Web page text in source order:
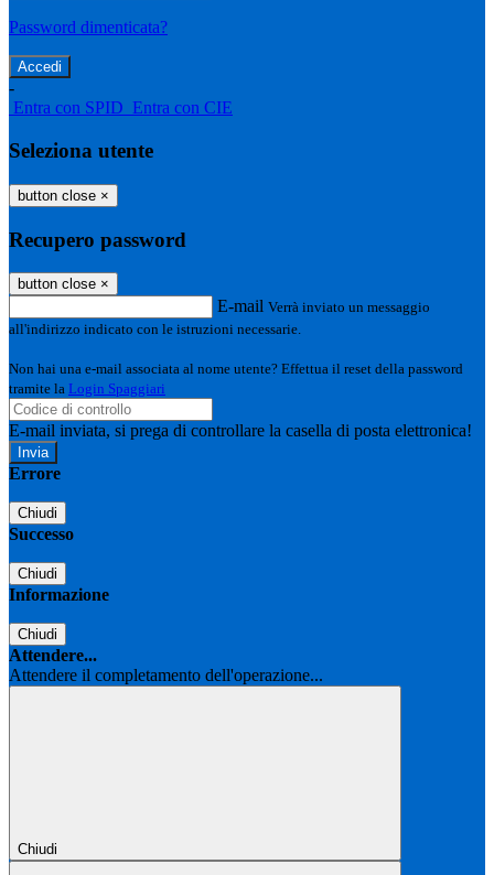
Password dimenticata?
-
Entra con SPID Entra con CIE
Seleziona utente
button close ×
Recupero password
button close ×
E-mail Verrà inviato un messaggio
all'indirizzo indicato con le istruzioni necessarie.
Non hai una e-mail associata al nome utente? Effettua il reset della password
tramite la Login Spaggiari
E-mail inviata, si prega di controllare la casella di posta elettronica!
Errore
Chiudi
Successo
Chiudi
Informazione
Chiudi
Attendere...
Attendere il completamento dell'operazione...
Chiudi